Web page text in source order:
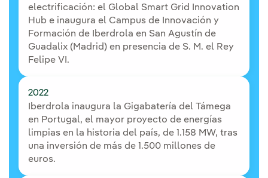
electrificación: el Global Smart Grid Innovation
Hub e inaugura el Campus de Innovación y
Formación de Iberdrola en San Agustín de
Guadalix (Madrid) en presencia de S. M. el Rey
Felipe VI.
2022
Iberdrola inaugura la Gigabatería del Támega
en Portugal, el mayor proyecto de energías
limpias en la historia del país, de 1.158 MW, tras
una inversión de más de 1.500 millones de
euros.